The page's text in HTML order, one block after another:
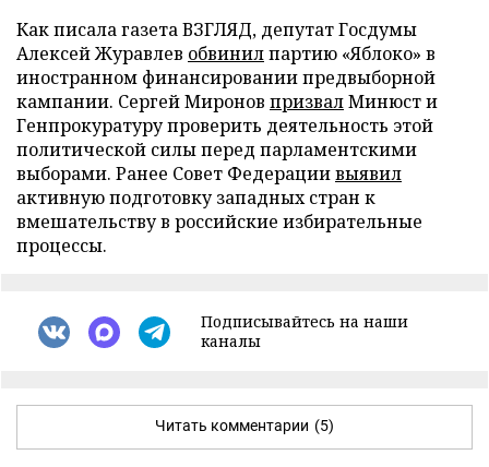
Как писала газета ВЗГЛЯД, депутат Госдумы
Алексей Журавлев обвинилпартию «Яблоко» в
иностранном финансировании предвыборной
кампании. Сергей Миронов призвалМинюст и
Генпрокуратуру проверить деятельность этой
политической силы перед парламентскими
выборами. Ранее Совет Федерациивыявил
активную подготовку западных стран к
вмешательству в российские избирательные
процессы.
Подписывайтесь на наши
каналы
Читать комментарии (5)